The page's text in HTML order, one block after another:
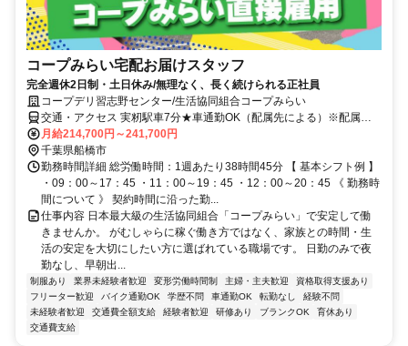
コープみらい宅配お届けスタッフ
完全週休2日制・土日休み/無理なく、長く続けられる正社員
コープデリ習志野センター/生活協同組合コープみらい
交通・アクセス 実籾駅車7分★車通勤OK（配属先による）※配属先
は、入職時期や各センターの人員状況を踏まえ、本人の希望を考慮し
た上で、募集場所を含む通勤可能な範囲のセンターから決定します。
月給214,700円～241,700円
千葉県船橋市
勤務時間詳細 総労働時間：1週あたり38時間45分 【 基本シフト例 】
・09：00～17：45 ・11：00～19：45 ・12：00～20：45 《 勤務時
間について 》 契約時間に沿った勤...
仕事内容 日本最大級の生活協同組合「コープみらい」で安定して働
きませんか。 がむしゃらに稼ぐ働き方ではなく、家族との時間・生
活の安定を大切にしたい方に選ばれている職場です。 日勤のみで夜
勤なし、早朝出...
制服あり 業界未経験者歓迎 変形労働時間制 主婦・主夫歓迎
資格取得支援あり
フリーター歓迎
バイク通勤OK 学歴不問 車通勤OK 転勤なし
経験不問
未経験者歓迎
交通費全額支給 経験者歓迎 研修あり ブランクOK
育休あり
交通費支給